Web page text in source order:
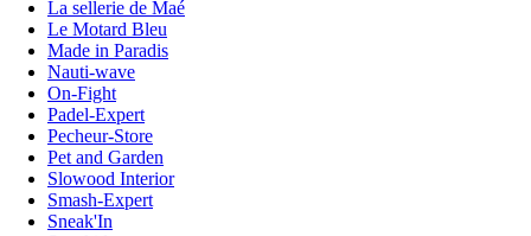
La sellerie de Maé
Le Motard Bleu
Made in Paradis
Nauti-wave
On-Fight
Padel-Expert
Pecheur-Store
Pet and Garden
Slowood Interior
Smash-Expert
Sneak'In